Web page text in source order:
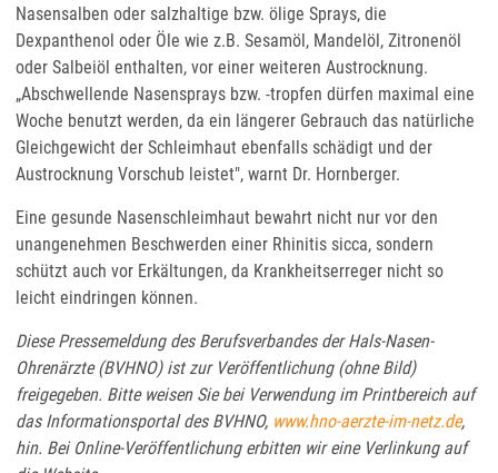
Nasensalben oder salzhaltige bzw. ölige Sprays, die
Dexpanthenol oder Öle wie z.B. Sesamöl, Mandelöl, Zitronenöl
oder Salbeiöl enthalten, vor einer weiteren Austrocknung.
„Abschwellende Nasensprays bzw. -tropfen dürfen maximal eine
Woche benutzt werden, da ein längerer Gebrauch das natürliche
Gleichgewicht der Schleimhaut ebenfalls schädigt und der
Austrocknung Vorschub leistet", warnt Dr. Hornberger.
Eine gesunde Nasenschleimhaut bewahrt nicht nur vor den
unangenehmen Beschwerden einer Rhinitis sicca, sondern
schützt auch vor Erkältungen, da Krankheitserreger nicht so
leicht eindringen können.
Diese Pressemeldung des Berufsverbandes der Hals-Nasen-
Ohrenärzte (BVHNO) ist zur Veröffentlichung (ohne Bild)
freigegeben. Bitte weisen Sie bei Verwendung im Printbereich auf
das Informationsportal des BVHNO, www.hno-aerzte-im-netz.de,
hin. Bei Online-Veröffentlichung erbitten wir eine Verlinkung auf